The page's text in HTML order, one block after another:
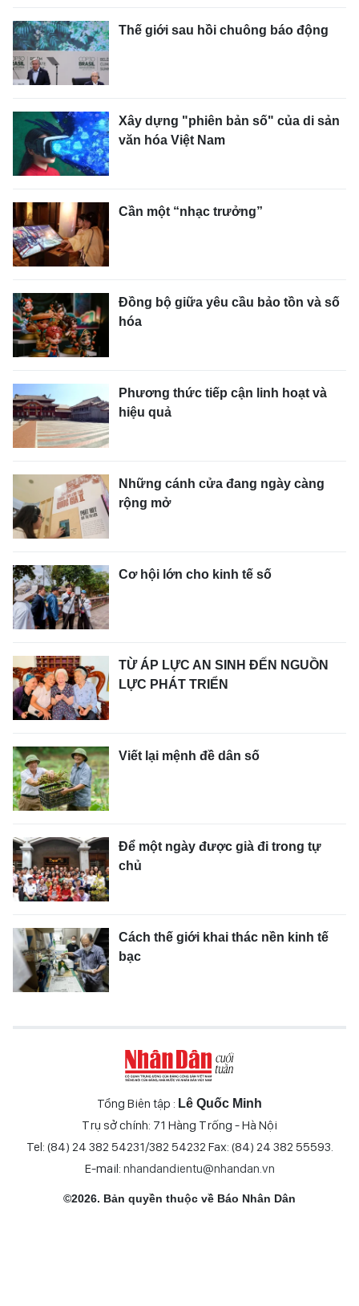
Thế giới sau hồi chuông báo động
Xây dựng "phiên bản số" của di sản
văn hóa Việt Nam
Cần một “nhạc trưởng”
Đồng bộ giữa yêu cầu bảo tồn và số
hóa
Phương thức tiếp cận linh hoạt và
hiệu quả
Những cánh cửa đang ngày càng
rộng mở
Cơ hội lớn cho kinh tế số
TỪ ÁP LỰC AN SINH ĐẾN NGUỒN
LỰC PHÁT TRIỂN
Viết lại mệnh đề dân số
Để một ngày được già đi trong tự
chủ
Cách thế giới khai thác nền kinh tế
bạc
Tổng Biên tập : Lê Quốc Minh
Trụ sở chính: 71 Hàng Trống - Hà Nội
Tel: (84) 24 382 54231/382 54232 Fax: (84) 24 382 55593.
E-mail: nhandandientu@nhandan.vn
©2026. Bản quyền thuộc về Báo Nhân Dân